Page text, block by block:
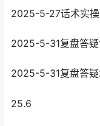
2025-5-27话术实
2025-5-31复盘答
2025-5-31复盘答
25.6